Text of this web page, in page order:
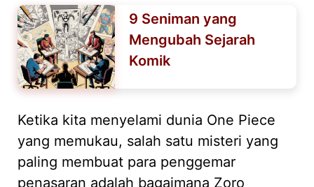
9 Seniman yang
Mengubah Sejarah
Komik
Ketika kita menyelami dunia One Piece
yang memukau, salah satu misteri yang
paling membuat para penggemar
penasaran adalah bagaimana Zoro